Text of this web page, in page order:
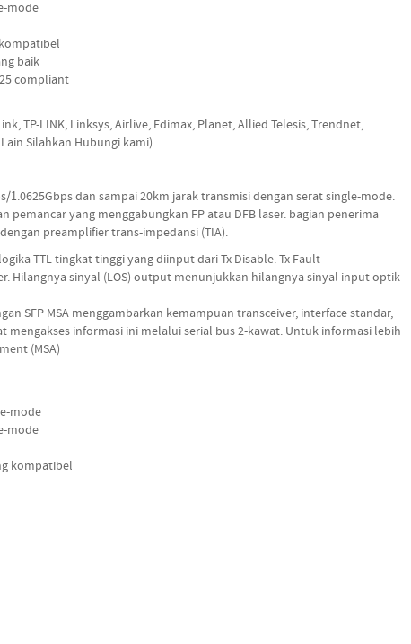
mode
baik
compliant
TP-LINK, Linksys, Airlive, Edimax, Planet, Allied Telesis, Trendnet,
Silahkan Hubungi kami)
1.0625Gbps dan sampai 20km jarak transmisi dengan serat single-mode.
pemancar yang menggabungkan FP atau DFB laser. bagian penerima
preamplifier trans-impedansi (TIA).
TTL tingkat tinggi yang diinput dari Tx Disable. Tx Fault
Hilangnya sinyal (LOS) output menunjukkan hilangnya sinyal input optik
SFP MSA menggambarkan kemampuan transceiver, interface standar,
mengakses informasi ini melalui serial bus 2-kawat. Untuk informasi lebih
(MSA)
mode
mode
kompatibel